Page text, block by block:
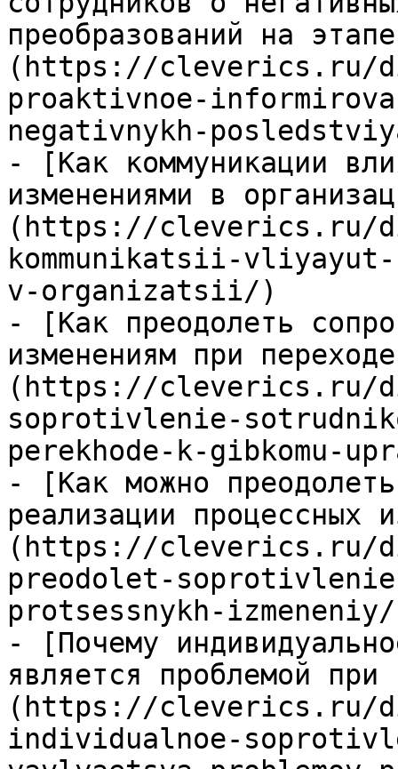
преобразований на
(https://cleverics.ru/
proaktivnoe-
negativnykh-
- [Как коммуникации
изменениями в
(https://cleverics.ru/
kommunikatsii-
v-organizatsii/)
- [Как преодолеть
изменениям при
(https://cleverics.ru/
soprotivlenie-
perekhode-k-gibkomu-
- [Как можно
реализации процессных
(https://cleverics.ru/
preodolet-
protsessnykh-
- [Почему
является проблемой
(https://cleverics.ru/
individualnoe-